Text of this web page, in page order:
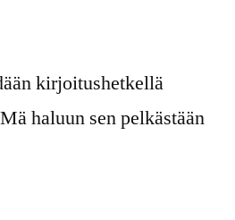
kirjoitushetkellä
haluun sen pelkästään